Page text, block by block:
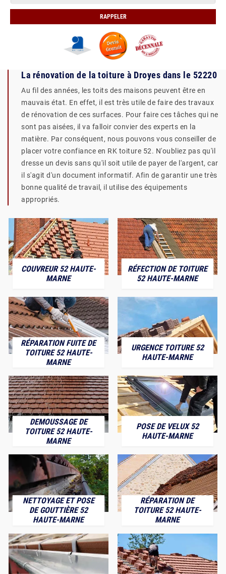
La rénovation de la toiture à Droyes dans le 52220
Au fil des années, les toits des maisons peuvent être en
mauvais état. En effet, il est très utile de faire des travaux
de rénovation de ces surfaces. Pour faire ces tâches qui ne
sont pas aisées, il va falloir convier des experts en la
matière. Par conséquent, nous pouvons vous conseiller de
placer votre confiance en RK toiture 52. N'oubliez pas qu'il
dresse un devis sans qu'il soit utile de payer de l'argent, car
il s'agit d'un document informatif. Afin de garantir une très
bonne qualité de travail, il utilise des équipements
appropriés.
COUVREUR 52 HAUTE-
MARNE
RÉFECTION DE TOITURE
52 HAUTE-MARNE
RÉPARATION FUITE DE
TOITURE 52 HAUTE-
MARNE
URGENCE TOITURE 52
HAUTE-MARNE
DEMOUSSAGE DE
TOITURE 52 HAUTE-
MARNE
POSE DE VELUX 52
HAUTE-MARNE
NETTOYAGE ET POSE
DE GOUTTIÈRE 52
HAUTE-MARNE
RÉPARATION DE
TOITURE 52 HAUTE-
MARNE